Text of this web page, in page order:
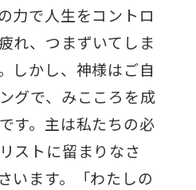
力で人生をコントロ
れ、つまずいてしま
しかし、神様はご自
グで、みこころを成
す。主は私たちの必
ストに留まりなさ
います。「わたしの